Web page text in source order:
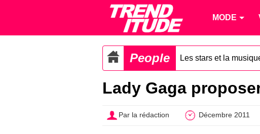
MODE
People Les stars et la
Lady Gaga
Par la rédaction Décembre 2011